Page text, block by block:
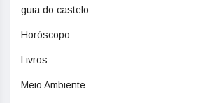
guia do castelo
Horóscopo
Livros
Meio Ambiente